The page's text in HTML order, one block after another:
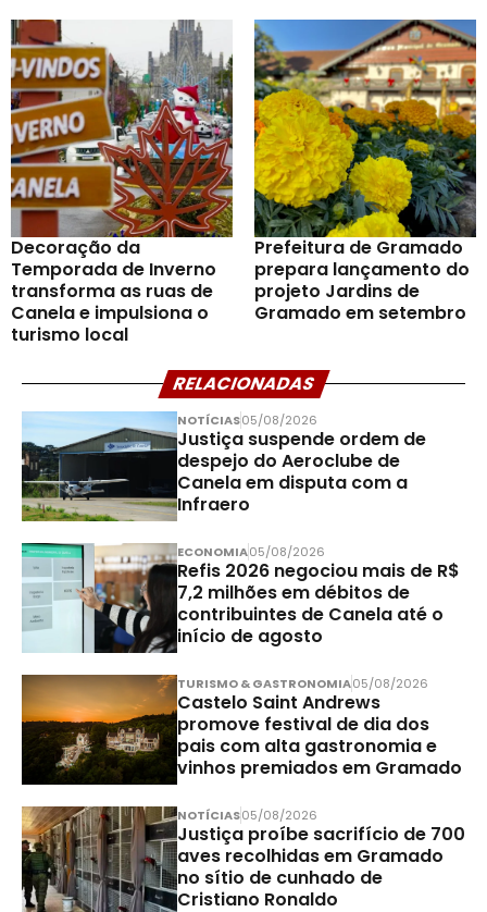
Decoração da
Temporada de Inverno
transforma as ruas de
Canela e impulsiona o
turismo local
Prefeitura de Gramado
prepara lançamento do
projeto Jardins de
Gramado em setembro
RELACIONADAS
NOTÍCIAS05/08/2026
Justiça suspende ordem de
despejo do Aeroclube de
Canela em disputa com a
Infraero
ECONOMIA05/08/2026
Refis 2026 negociou mais de R$
7,2 milhões em débitos de
contribuintes de Canela até o
início de agosto
TURISMO & GASTRONOMIA05/08/2026
Castelo Saint Andrews
promove festival de dia dos
pais com alta gastronomia e
vinhos premiados em Gramado
NOTÍCIAS05/08/2026
Justiça proíbe sacrifício de 700
aves recolhidas em Gramado
no sítio de cunhado de
Cristiano Ronaldo